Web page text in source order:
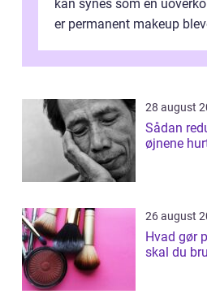
kan synes som en
er permanent makeup
28 august
Sådan
øjnene
26 august
Hvad gør
skal du